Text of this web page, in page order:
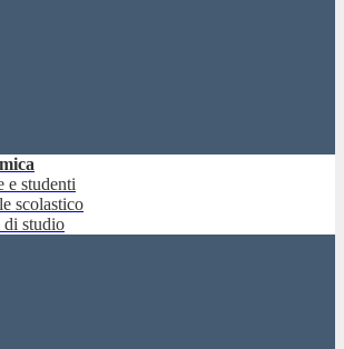
e studenti
scolastico
di studio